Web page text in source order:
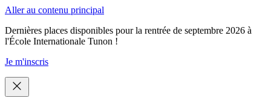
Aller au contenu principal
Dernières places disponibles pour la rentrée de septembre 2026 à
l'École Internationale Tunon !
Je m'inscris